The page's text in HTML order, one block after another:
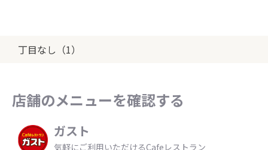
丁目なし（1）
店舗のメニューを確認する
ガスト
気軽にご利用いただけるCafeレストラン